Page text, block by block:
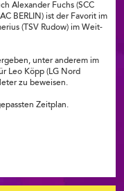
Alexander Fuchs (SCC
BERLIN) ist der Favorit im
(TSV Rudow) im Weit-
unter anderem im
Leo Köpp (LG Nord
zu beweisen.
Zeitplan.